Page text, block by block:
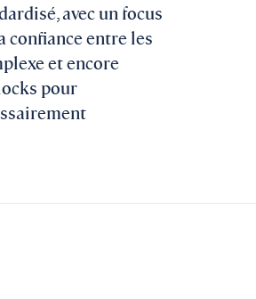
avec un focus
confiance entre les
et encore
pour